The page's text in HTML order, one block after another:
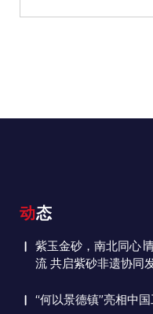
动态
紫玉金砂，南北同心∣
流 共启紫砂非遗协同
“何以景德镇”亮相中